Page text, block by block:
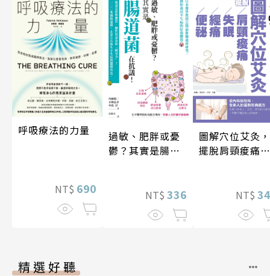
呼吸療法的力量
NT$ 690
過敏、肥胖或憂
鬱？其實是腸道
NT$ 336
圖解穴位艾灸，
擺脫肩頸痠痛、
NT$
精選好聽